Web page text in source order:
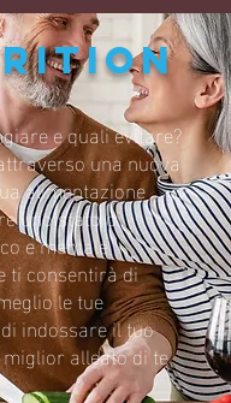
e quali evitare?
una nuova
alimentazione
uno stato di
e mentale
ti consentirà di
le tue
indossare il tuo
alleato di te